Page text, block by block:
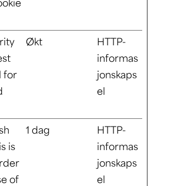
for
Økt
HTTP-
informas
jonskaps
el
is
of
1 dag
HTTP-
informas
jonskaps
el